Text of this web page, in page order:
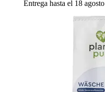
Entrega hasta el 18 agosto